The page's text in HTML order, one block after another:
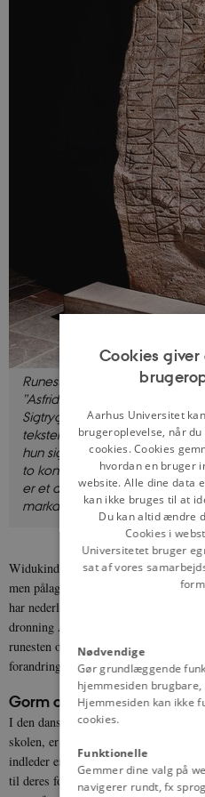
Runesten rejst ved Hedeby.
”Asfrid gjorde disse kumler,
Sigtryg, hendes og Gnupas
teksterne på de to runesten,
hun sig selv mindst lige så
to konger, hun hædrer –
er et af flere eksempler på, at
markant plads i vikingetidens
Widukind skrev også, at Henrik ikke
men pålagde ham skat og fik ham til
har nederlaget næppe givet Gnupa
dronning Asfrid ikke blot overlevede
runesten over sønnen Sigtryg,
forandringer i Danmark efter Henriks
Gorm og Jelling
I den danske kongerække, som
skolen, er Gorm den Gamle den
indleder en række af regenter, hvis
til deres forgængere i hvert enkelt
Cookies
Aarhus Universitet
brugeroplevelse, når
cookies. Cookies
hvordan en bruger
website. Alle dine data
kan ikke bruges til at
Du kan altid ændre
Cookies i
Universitetet bruger
sat af vores
Nødvendige
Gør grundlæggende
hjemmesiden
Hjemmesiden kan ikke
cookies.
Funktionelle
Gemmer dine valg på
navigerer rundt, fx